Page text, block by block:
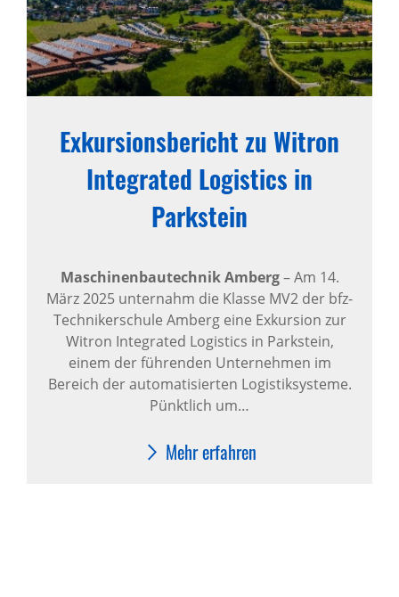
Exkursionsbericht zu Witron
Integrated Logistics in
Parkstein
Maschinenbautechnik Amberg–Am 14.
März 2025 unternahm die Klasse MV2 der bfz-
Technikerschule Amberg eine Exkursion zur
Witron Integrated Logistics in Parkstein,
einem der führenden Unternehmen im
Bereich der automatisierten Logistiksysteme.
Pünktlich um…
Mehr erfahren